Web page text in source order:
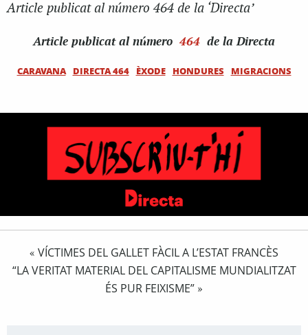
Article publicat al número 464 de la ‘Directa’
Article publicat al número 464 de la Directa
CARAVANA DIRECTA 464 ÈXODE HONDURES MIGRACIONS
« VÍCTIMES DEL GALLET FÀCIL A L’ESTAT FRANCÈS
“LA VERITAT MATERIAL DEL CAPITALISME MUNDIALITZAT
ÉS PUR FEIXISME” »